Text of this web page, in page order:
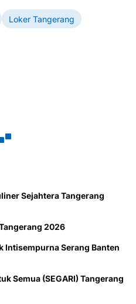
Loker Tangerang
Sejahtera Tangerang
2026
Intisempurna Serang Banten
Semua (SEGARI) Tangerang